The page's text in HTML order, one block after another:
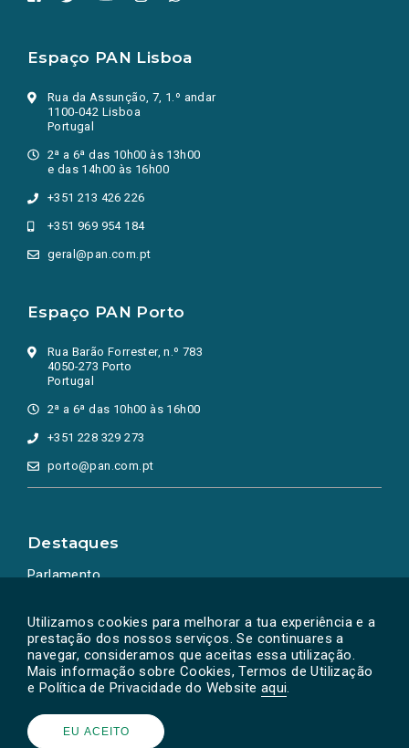
Utilizamos cookies para melhorar a tua experiência e a
prestação dos nossos serviços. Se continuares a
navegar, consideramos que aceitas essa utilização.
Mais informação sobre Cookies, Termos de Utilização
e Política de Privacidade do Website aqui.
EU ACEITO
Espaço PAN Lisboa
Rua da Assunção, 7, 1.º andar
1100-042 Lisboa
Portugal
2ª a 6ª das 10h00 às 13h00
e das 14h00 às 16h00
+351 213 426 226
+351 969 954 184
geral@pan.com.pt
Espaço PAN Porto
Rua Barão Forrester, n.º 783
4050-273 Porto
Portugal
2ª a 6ª das 10h00 às 16h00
+351 228 329 273
porto@pan.com.pt
Destaques
Parlamento
Powered by © PAN 2026